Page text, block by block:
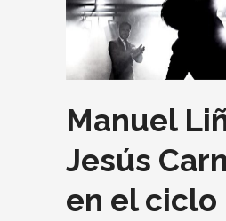
Manuel
Jesús
en el ciclo